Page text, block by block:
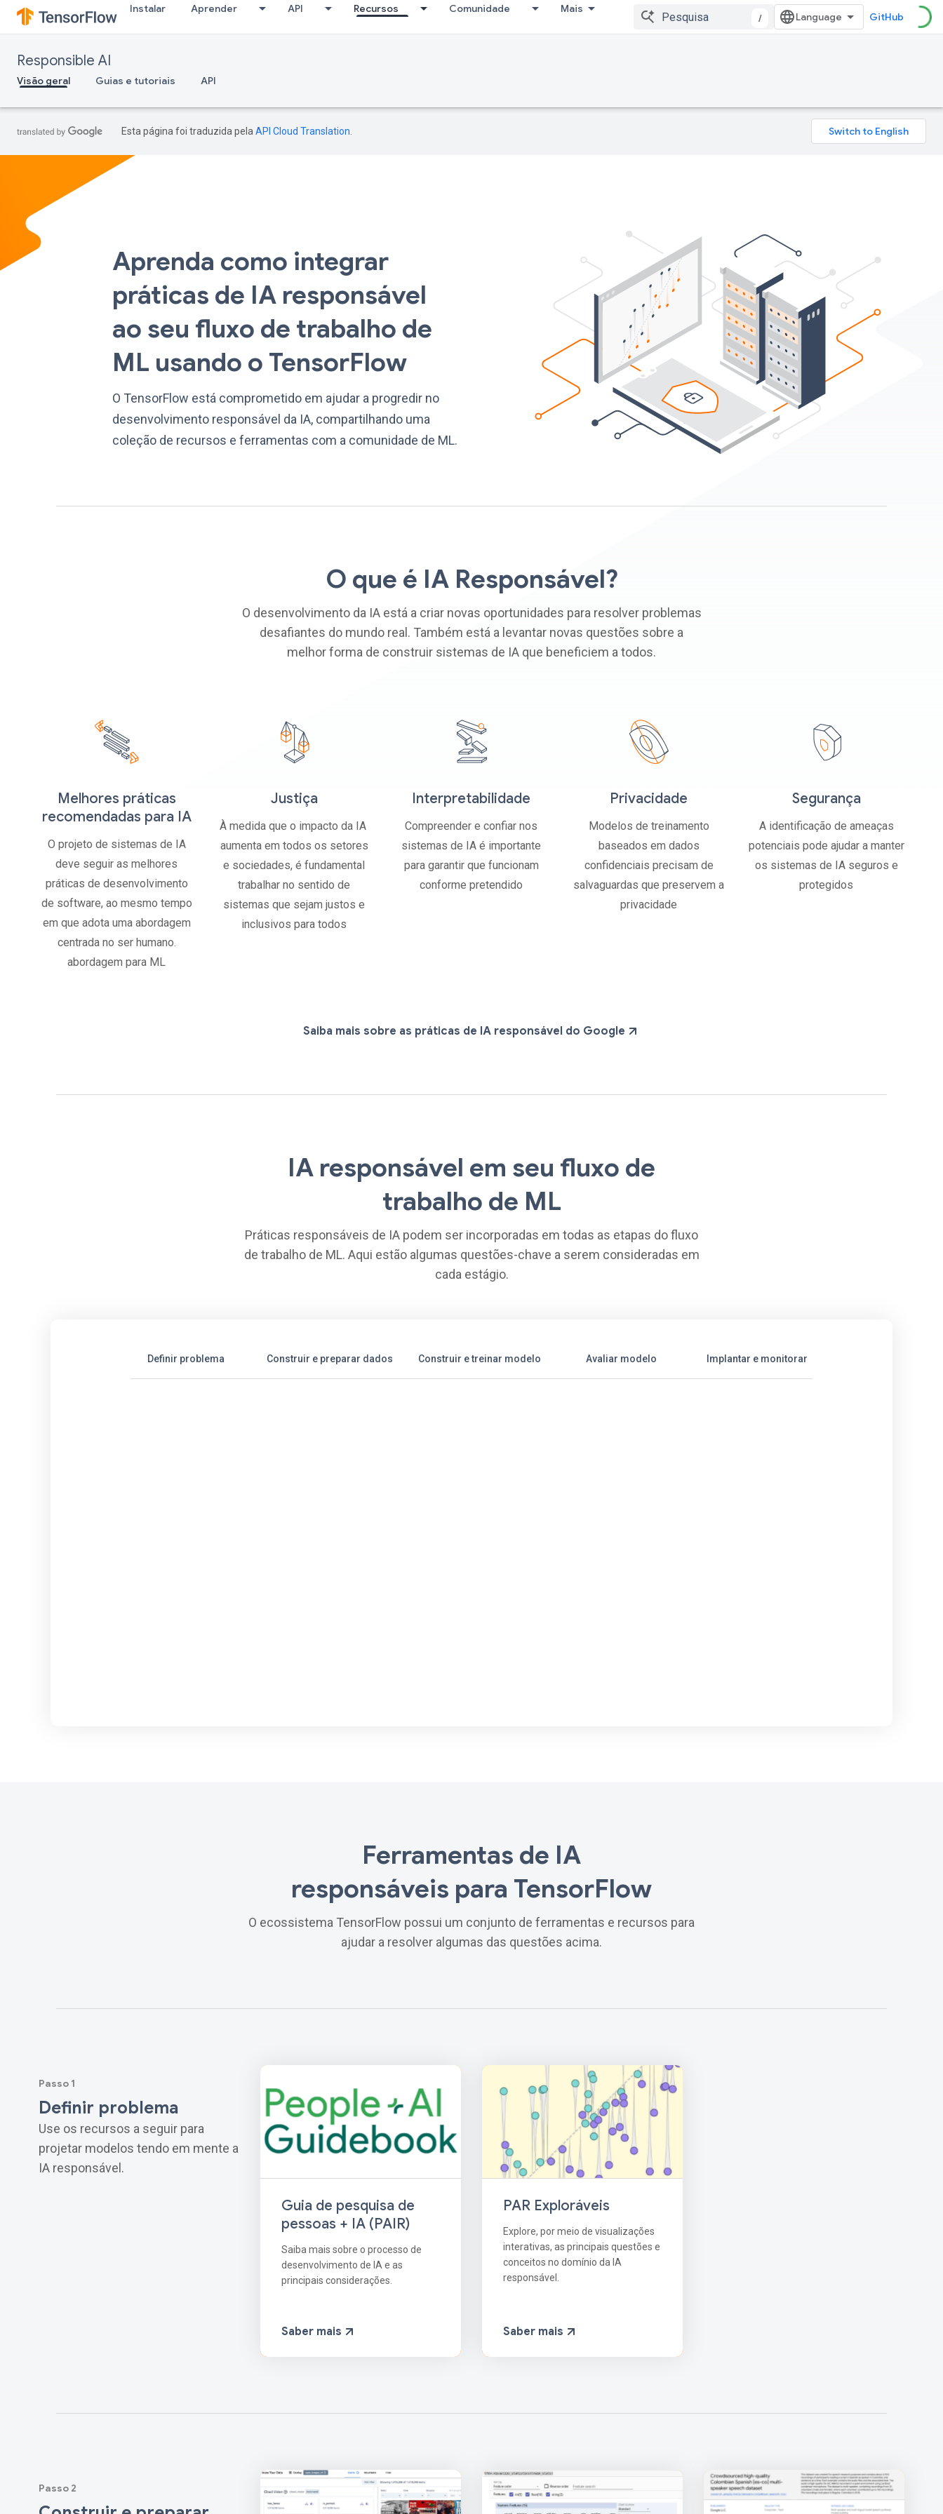
Instalar Aprender API Recursos Comunidade Mais
/ GitHub
Responsible AI
Visão geral Guias e tutoriais API
Esta página foi traduzida pela API Cloud Translation
Aprenda como integrar
práticas de IA responsável
ao seu fluxo de trabalho de
ML usando o TensorFlow
O TensorFlow está comprometido em ajudar a progredir no
desenvolvimento responsável da IA, compartilhando uma
coleção de recursos e ferramentas com a comunidade de ML.
O que é IA Responsável?
O desenvolvimento da IA ​​está a criar novas oportunidades para resolver problemas
desafiantes do mundo real. Também está a levantar novas questões sobre a
melhor forma de construir sistemas de IA que beneficiem a todos.
Melhores práticas
recomendadas para IA
O projeto de sistemas de IA
deve seguir as melhores
práticas de desenvolvimento
de software, ao mesmo tempo
em que adota uma abordagem
centrada no ser humano.
abordagem para ML
Justiça
À medida que o impacto da IA ​​
aumenta em todos os setores
e sociedades, é fundamental
trabalhar no sentido de
sistemas que sejam justos e
inclusivos para todos
Interpretabilidade
Compreender e confiar nos
sistemas de IA é importante
para garantir que funcionam
conforme pretendido
Privacidade
Modelos de treinamento
baseados em dados
confidenciais precisam de
salvaguardas que preservem a
privacidade
Segurança
A identificação de ameaças
potenciais pode ajudar a manter
os sistemas de IA seguros e
protegidos
Saiba mais sobre as práticas de IA responsável do Google
IA responsável em seu fluxo de
trabalho de ML
Práticas responsáveis ​​de IA podem ser incorporadas em todas as etapas do fluxo
de trabalho de ML. Aqui estão algumas questões-chave a serem consideradas em
cada estágio.
Definir problema Construir e preparar dados Construir e treinar modelo Avaliar modelo Implantar e monitorar
Ferramentas de IA
responsáveis ​​para TensorFlow
O ecossistema TensorFlow possui um conjunto de ferramentas e recursos para
ajudar a resolver algumas das questões acima.
Passo 1
Definir problema
Use os recursos a seguir para
projetar modelos tendo em mente a
IA responsável.
Guia de pesquisa de
pessoas + IA (PAIR)
Saiba mais sobre o processo de
desenvolvimento de IA e as
principais considerações.
Saber mais
PAR Exploráveis
Explore, por meio de visualizações
interativas, as principais questões e
conceitos no domínio da IA ​​
responsável.
Saber mais
Passo 2